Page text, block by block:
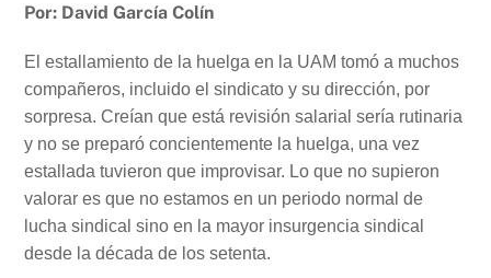
c
e
b
o
o
k
at
s
A
p
p
nt
y
Li
n
k
Por: David García Colín
El estallamiento de la huelga en la UAM tomó a muchos
compañeros, incluido el sindicato y su dirección, por
sorpresa. Creían que está revisión salarial sería rutinaria
y no se preparó concientemente la huelga, una vez
estallada tuvieron que improvisar. Lo que no supieron
valorar es que no estamos en un periodo normal de
lucha sindical sino en la mayor insurgencia sindical
desde la década de los setenta.